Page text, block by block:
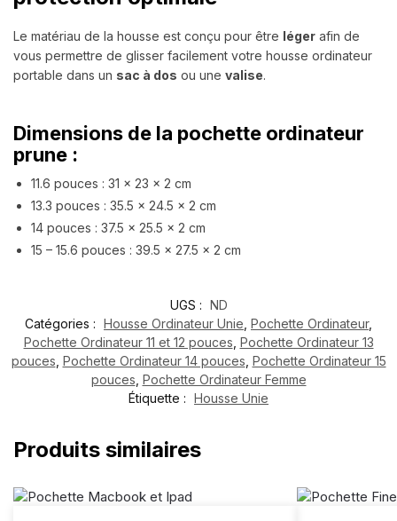
Le matériau de la housse est conçu pour être léger afin de
vous permettre de glisser facilement votre housse ordinateur
portable dans un sac à dos ou une valise.
Dimensions de la pochette ordinateur
prune :
11.6 pouces : 31 x 23 x 2 cm
13.3 pouces : 35.5 x 24.5 x 2 cm
14 pouces : 37.5 x 25.5 x 2 cm
15 – 15.6 pouces : 39.5 x 27.5 x 2 cm
UGS : ND
Catégories : Housse Ordinateur Unie Pochette Ordinateur,
Pochette Ordinateur 11 et 12 pouces Pochette Ordinateur 13
pouces Pochette Ordinateur 14 pouces Pochette Ordinateur 15
pouces Pochette Ordinateur Femme
Étiquette : Housse Unie
Produits similaires